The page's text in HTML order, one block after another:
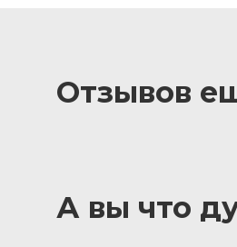
Отзывов
А вы что